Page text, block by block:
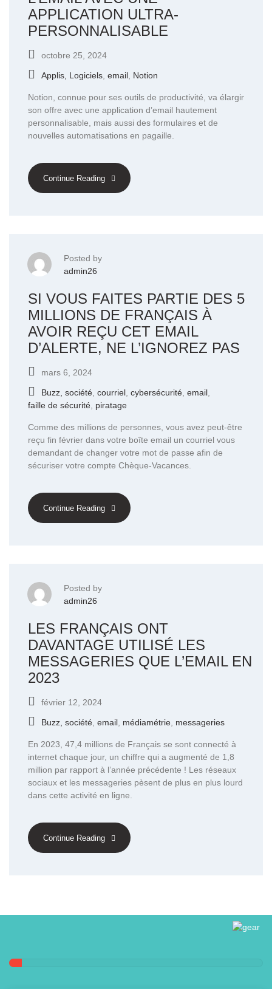
APPLICATION ULTRA-
PERSONNALISABLE
octobre 25, 2024
Applis, Logiciels, email, Notion
Notion, connue pour ses outils de productivité, va élargir
son offre avec une application d’email hautement
personnalisable, mais aussi des formulaires et de
nouvelles automatisations en pagaille.
Continue Reading
Posted by
admin26
SI VOUS FAITES PARTIE DES 5
MILLIONS DE FRANÇAIS À
AVOIR REÇU CET EMAIL
D’ALERTE, NE L’IGNOREZ PAS
mars 6, 2024
Buzz, société, courriel, cybersécurité, email,
faille de sécurité, piratage
Comme des millions de personnes, vous avez peut-être
reçu fin février dans votre boîte email un courriel vous
demandant de changer votre mot de passe afin de
sécuriser votre compte Chèque-Vacances.
Continue Reading
Posted by
admin26
LES FRANÇAIS ONT
DAVANTAGE UTILISÉ LES
MESSAGERIES QUE L’EMAIL EN
2023
février 12, 2024
Buzz, société, email, médiamétrie, messageries
En 2023, 47,4 millions de Français se sont connecté à
internet chaque jour, un chiffre qui a augmenté de 1,8
million par rapport à l’année précédente ! Les réseaux
sociaux et les messageries pèsent de plus en plus lourd
dans cette activité en ligne.
Continue Reading